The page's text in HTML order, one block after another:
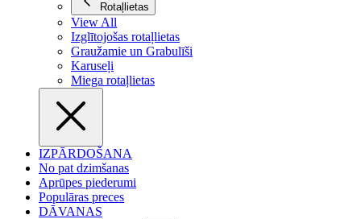
Rotaļlietas
View All
Izglītojošas rotaļlietas
Graužamie un Grabulīši
Karuseļi
Miega rotaļlietas
IZPĀRDOŠANA
No pat dzimšanas
Aprūpes piederumi
Populāras preces
DĀVANAS